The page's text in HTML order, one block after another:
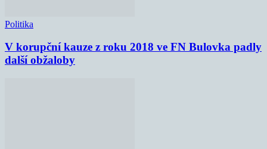
Politika
V korupční kauze z roku 2018 ve FN Bulovka padly
další obžaloby